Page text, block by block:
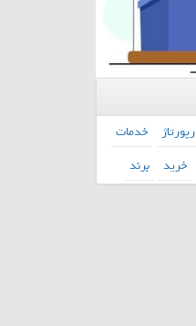
رپورتاژ خدمات
خرید برند